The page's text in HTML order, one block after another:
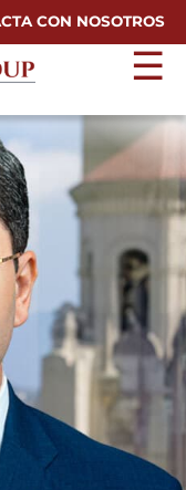
CON NOSOTROS
☰